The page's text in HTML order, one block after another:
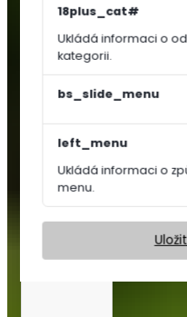
18plus_cat#
Ukládá informaci o
kategorii.
bs_slide_menu
left_menu
Ukládá informaci o
menu.